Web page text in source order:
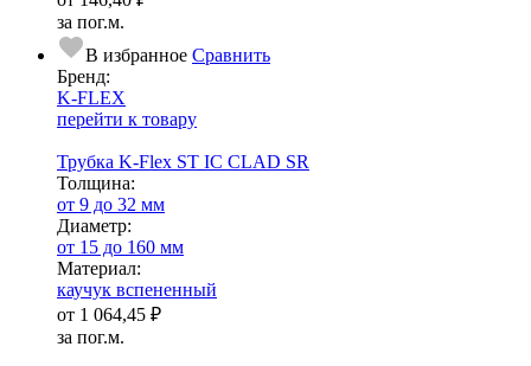
за пог.м.
В избранное Сравнить
Бренд:
K-FLEX
перейти к товару
Трубка K-Flex ST IС CLAD SR
Тол­щи­на:
от 9 до 32 мм
Диаметр:
от 15 до 160 мм
Ма­­те­­ри­­ал:
каучук вспененный
от 1 064,45 ₽
за пог.м.